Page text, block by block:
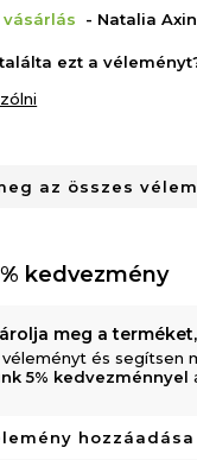
vásárlás - Natalia
ezt a
az összes
kedvezmény
meg a
és segítsen
5% kedvezménnyel
hozzáadása